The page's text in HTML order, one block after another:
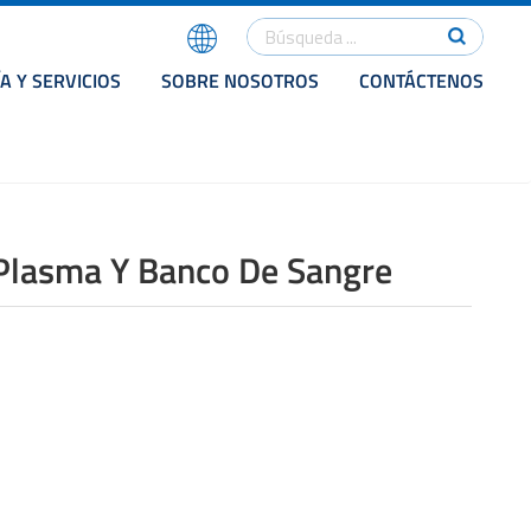
Y SERVICIOS SOBRE NOSOTROS CONTÁCTENOS
Y Banco De Sangre